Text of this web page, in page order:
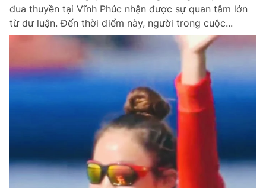
đua thuyền tại Vĩnh Phúc nhận được sự quan tâm lớn
từ dư luận. Đến thời điểm này, người trong cuộc...